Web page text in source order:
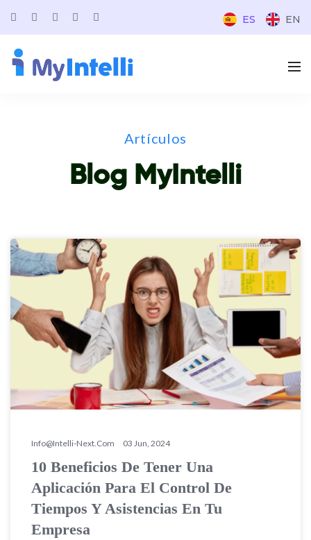
ES EN
Artículos
Blog MyIntelli
Info@intelli-Next.com 03 Jun, 2024
10 Beneficios De Tener Una
Aplicación Para El Control De
Tiempos Y Asistencias En Tu
Empresa